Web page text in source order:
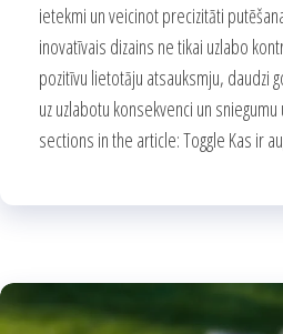
ietekmi un veicinot precizitāti
inovatīvais dizains ne tikai uzlabo
pozitīvu lietotāju atsauksmju, daudzi
uz uzlabotu konsekvenci un sniegumu
sections in the article: Toggle Kas ir